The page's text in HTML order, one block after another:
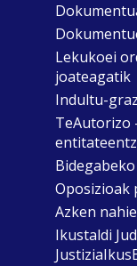
Lekukoei
joateagatik
Indultu-
TeAutorizo
Oposizioak
Azken
Ikustaldi